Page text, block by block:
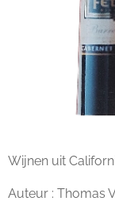
Wijnen uit
Auteur : Thomas